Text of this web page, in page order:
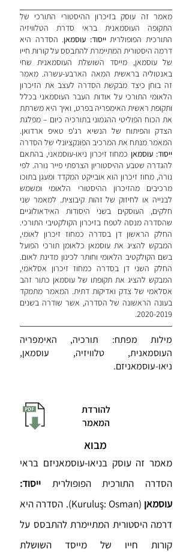
מאמר זה עוסק בזיכרון ההיסטורי התורכי של
התקופה העוסמאנית בראי סדרת הטלוויזיה
התורכית הפופולריתייסוד: עוסמאן. הסדרה היא
דרמה היסטורית המתיימרת להתבסס על קורות חייו
של עוסמאן, מייסד השושלת העוסמאנית שחי
באנטוליה בראשית המאה הארבע-עשרה. מאמר
זה בוחן כיצד מבקשת הסדרה לעצב את הזיכרון
הלאומי התורכי על אודות העבר העוסמאני בכלל
ותקופת ראשית האימפריה בפרט, ואיך היא משרתת
את הכוח הפוליטי ההגמוני בתורכיה כיום – מפלגת
הצדק והפיתוח של הנשיא רג'פ טאיפ ארדואן.
המאמר מנתח את המרכיב הפונקציונלי של הסדרה
ייסוד: עוסמאן כמחוז זיכרון ניאו-עוסמאני, בהתאם
להגדרה שטבע ההיסטוריון הצרפתי פייר נורה. לפי
נורה, מחוז זיכרון הוא אובייקט המקדד ומעגן בתוכו
מרכיבים מהזיכרון ההיסטורי הלאומי ומשמש
לבנייה או לחיזוק של זהות קיבוצית. למאמר שני
חלקים, העוסקים בשני היסודות האידאולוגיים
שהסדרה מנסה לטפח בזיכרון הקולקטיבי התורכי.
החלק הראשון דן בסדרה כמחוז זיכרון לאומי,
המבקש להציג את עוסמאן כלאומן תורכי הפועל
בשם הקולקטיב הלאומי וחותר לכינון מדינת לאום.
החלק השני דן בסדרה כמחוז זיכרון אסלאמי,
המבקש להציג את תקופתו של עוסמאן כתור זהב
אסלאמי של צדק ואדיקות דתית. המאמר מתמקד
בעונה הראשונה של הסדרה, אשר שודרה בשנים
2020-2019
.
מילות מפתח: תורכיה, האימפריה
העוסמאנית, טלוויזיה, עוסמאן,
ניאו-עוסמאניזם.
להורדת
המאמר
מבוא
מאמר זה עוסק בניאו-עוסמאניזם בראי
הסדרה התורכית הפופולרית ייסוד:
עוסמאן
(Kuruluş: Osman). הסדרה היא
דרמה היסטורית המתיימרת להתבסס על
קורות חייו של מייסד השושלת